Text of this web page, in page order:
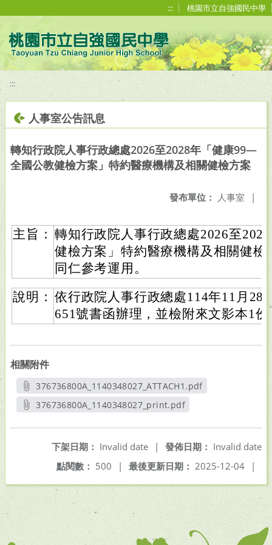
::: 桃園市立自強國民中學
:::
人事室公告訊息
轉知行政院人事行政總處2026至2028年「健康99—
全國公教健檢方案」特約醫療機構及相關健檢方案
發布單位： 人事室 |
主旨： 轉知行政院人事行政總處2026至
健檢方案」特約醫療機構及相關健
同仁參考運用。
說明： 依行政院人事行政總處114年11月28
651號書函辦理，並檢附來文影本1份
相關附件
376736800A_1140348027_ATTACH1.pdf
另開新視窗
376736800A_1140348027_print.pdf
發佈日期： Invalid date
下架日期： Invalid date
|
最後更新日期： 2025-12-04 |
點閱數： 500 |